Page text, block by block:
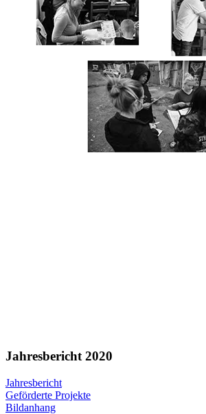
Jahresbericht 2020
Jahresbericht
Geförderte Projekte
Bildanhang